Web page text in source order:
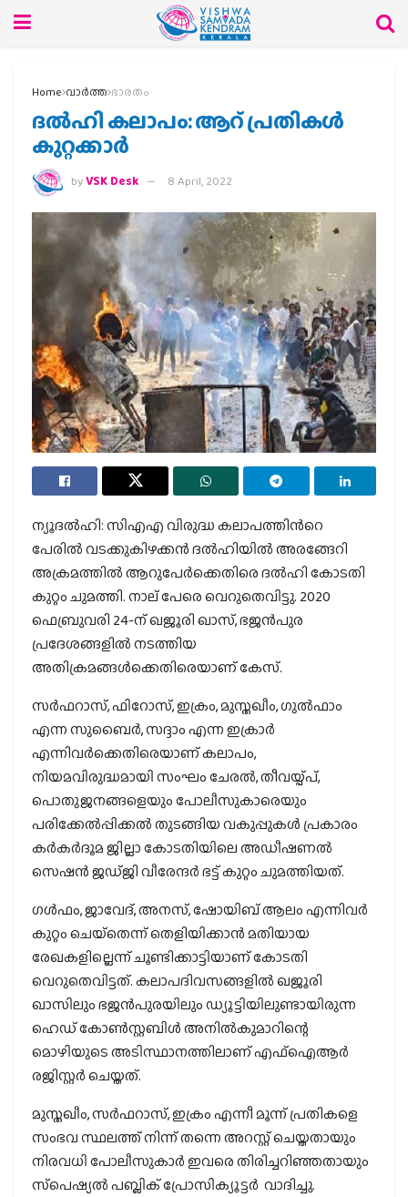
Home വാര്‍ത്ത ഭാരതം
ദല്‍ഹി കലാപം: ആറ് പ്രതികള്‍
കുറ്റക്കാര്‍
byVSK Desk 8 April, 2022
ന്യൂദല്‍ഹി: സിഎഎ വിരുദ്ധ കലാപത്തിന്‍റെ
പേരില്‍ വടക്കുകിഴക്കന്‍ ദല്‍ഹിയില്‍ അരങ്ങേറി
അക്രമത്തില്‍ ആറുപേര്‍ക്കെതിരെ ദല്‍ഹി കോടതി
കുറ്റം ചുമത്തി. നാല് പേരെ വെറുതെവിട്ടു. 2020
ഫെബ്രുവരി 24-ന് ഖജൂരി ഖാസ്, ഭജന്‍പുര
പ്രദേശങ്ങളില്‍ നടത്തിയ
അതിക്രമങ്ങള്‍ക്കെതിരെയാണ് കേസ്.
സര്‍ഫറാസ്, ഫിറോസ്, ഇക്രം, മുസ്തഖീം, ഗുല്‍ഫാം
എന്ന സുബൈര്‍, സദ്ദാം എന്ന ഇക്രാര്‍
എന്നിവര്‍ക്കെതിരെയാണ് കലാപം,
നിയമവിരുദ്ധമായി സംഘം ചേരല്‍, തീവയ്പ്പ്,
പൊതുജനങ്ങളെയും പോലീസുകാരെയും
പരിക്കേല്‍പ്പിക്കല്‍ തുടങ്ങിയ വകുപ്പുകള്‍ പ്രകാരം
കര്‍കര്‍ദൂമ ജില്ലാ കോടതിയിലെ അഡീഷണല്‍
സെഷന്‍ ജഡ്ജി വീരേന്ദര്‍ ഭട്ട് കുറ്റം ചുമത്തിയത്.
ഗള്‍ഫം, ജാവേദ്, അനസ്, ഷോയിബ് ആലം എന്നിവര്‍
കുറ്റം ചെയ്‌തെന്ന് തെളിയിക്കാന്‍ മതിയായ
രേഖകളില്ലെന്ന് ചൂണ്ടിക്കാട്ടിയാണ് കോടതി
വെറുതെവിട്ടത്. കലാപദിവസങ്ങളില്‍ ഖജൂരി
ഖാസിലും ഭജന്‍പുരയിലും ഡ്യൂട്ടിയിലുണ്ടായിരുന്ന
ഹെഡ് കോണ്‍സ്റ്റബിള്‍ അനില്‍കുമാറിന്റെ
മൊഴിയുടെ അടിസ്ഥാനത്തിലാണ് എഫ്ഐആര്‍
രജിസ്റ്റര്‍ ചെയ്തത്.
മുസ്തഖീം, സര്‍ഫറാസ്, ഇക്രം എന്നീ മൂന്ന് പ്രതികളെ
സംഭവ സ്ഥലത്ത് നിന്ന് തന്നെ അറസ്റ്റ് ചെയ്തതായും
നിരവധി പോലീസുകാര്‍ ഇവരെ തിരിച്ചറിഞ്ഞതായും
സ്‌പെഷ്യല്‍ പബ്ലിക് പ്രോസിക്യൂട്ടര്‍ വാദിച്ചു.